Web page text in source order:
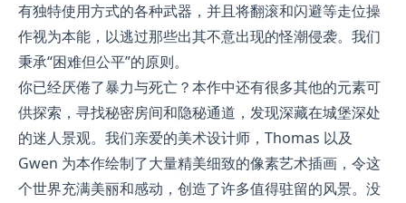
有独特使用方式的各种武器，并且将翻滚和闪避等走位操
作视为本能，以逃过那些出其不意出现的怪潮侵袭。我们
秉承“困难但公平”的原则。
你已经厌倦了暴力与死亡？本作中还有很多其他的元素可
供探索，寻找秘密房间和隐秘通道，发现深藏在城堡深处
的迷人景观。我们亲爱的美术设计师，Thomas 以及
Gwen 为本作绘制了大量精美细致的像素艺术插画，令这
个世界充满美丽和感动，创造了许多值得驻留的风景。没